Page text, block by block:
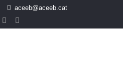
aceeb@aceeb.cat